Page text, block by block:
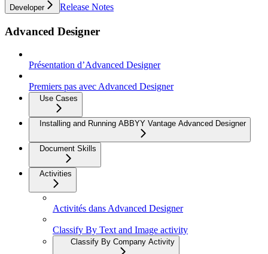
Developer Release Notes
Advanced Designer
Présentation d’Advanced Designer
Premiers pas avec Advanced Designer
Use Cases
Installing and Running ABBYY Vantage Advanced Designer
Document Skills
Activities
Activités dans Advanced Designer
Classify By Text and Image activity
Classify By Company Activity